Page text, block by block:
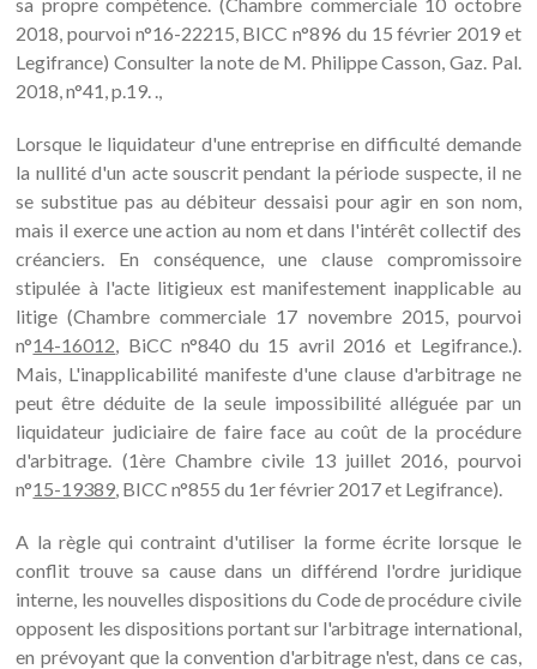
2018, pourvoi n°16-22215, BICC n°896 du 15 février 2019 et
Legifrance) Consulter la note de M. Philippe Casson, Gaz. Pal.
2018, n°41, p.19. .,
Lorsque le liquidateur d'une entreprise en difficulté demande
la nullité d'un acte souscrit pendant la période suspecte, il ne
se substitue pas au débiteur dessaisi pour agir en son nom,
mais il exerce une action au nom et dans l'intérêt collectif des
créanciers. En conséquence, une clause compromissoire
stipulée à l'acte litigieux est manifestement inapplicable au
litige (Chambre commerciale 17 novembre 2015, pourvoi
n°14-16012, BiCC n°840 du 15 avril 2016 et Legifrance.).
Mais, L'inapplicabilité manifeste d'une clause d'arbitrage ne
peut être déduite de la seule impossibilité alléguée par un
liquidateur judiciaire de faire face au coût de la procédure
d'arbitrage. (1ère Chambre civile 13 juillet 2016, pourvoi
n°15-19389, BICC n°855 du 1er février 2017 et Legifrance).
A la règle qui contraint d'utiliser la forme écrite lorsque le
conflit trouve sa cause dans un différend l'ordre juridique
interne, les nouvelles dispositions du Code de procédure civile
opposent les dispositions portant sur l'arbitrage international,
en prévoyant que la convention d'arbitrage n'est, dans ce cas,